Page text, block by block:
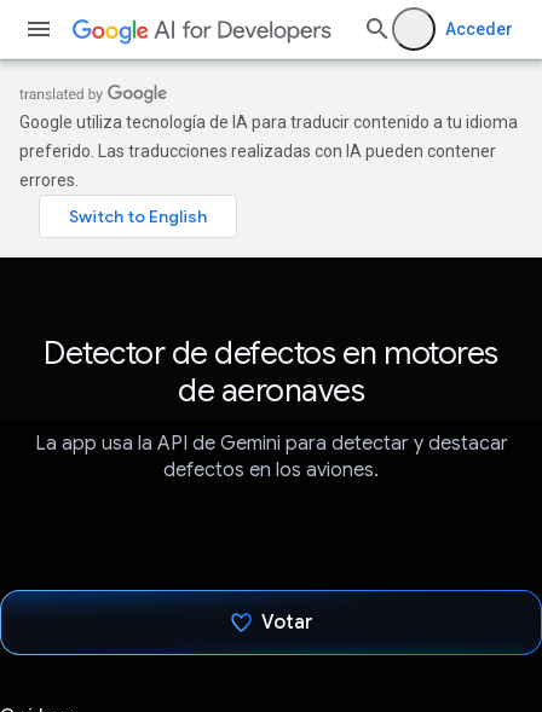
Acceder
Google utiliza tecnología de IA para traducir contenido a tu idioma
preferido. Las traducciones realizadas con IA pueden contener
errores.
Detector de defectos en motores
de aeronaves
La app usa la API de Gemini para detectar y destacar
defectos en los aviones.
Votar